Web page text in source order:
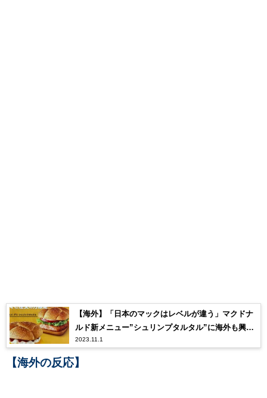
【海外】「日本のマックはレベルが違う」マクドナ
ルド新メニュー”シュリンプタルタル”に海外も興味
津々！
2023.11.1
【海外の反応】